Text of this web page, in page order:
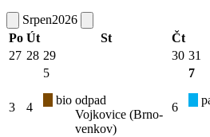
Srpen2026
Po Út St Čt
27 28 29 30 31
3 4
5
bio odpad
Vojkovice (Brno-
venkov)
6
7